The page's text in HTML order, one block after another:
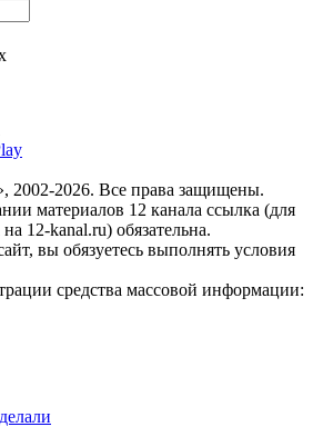
2026. Все права защищены.
материалов 12 канала ссылка (для
12-kanal.ru) обязательна.
вы обязуетесь выполнять условия
средства массовой информации: